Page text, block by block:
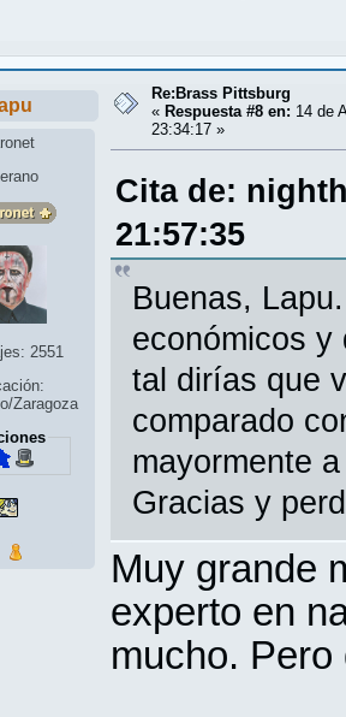
2551
Zaragoza
Re:Brass Pittsburg
« Respuesta #8 en: 14 de
23:34:17 »
Cita de:
21:57:35
Buenas,
económicos
tal dirías que
comparado
mayormente
Gracias y
Muy grande
experto en
mucho. Pero